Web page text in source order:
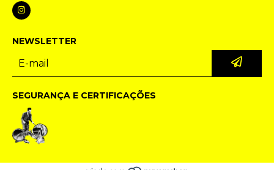
NEWSLETTER
SEGURANÇA E CERTIFICAÇÕES